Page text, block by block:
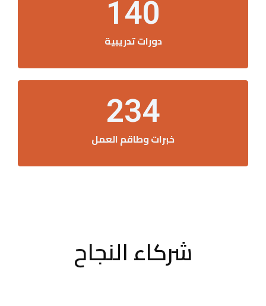
دورات تدريبية
140
خبرات وطاقم العمل
234
شركاء النجاح